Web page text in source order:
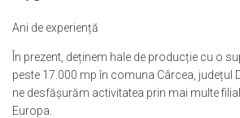
Ani de experiență
În prezent, deținem hale de producție cu o
peste 17.000 mp în comuna Cârcea, județul
ne desfășurăm activitatea prin mai multe
Europa.